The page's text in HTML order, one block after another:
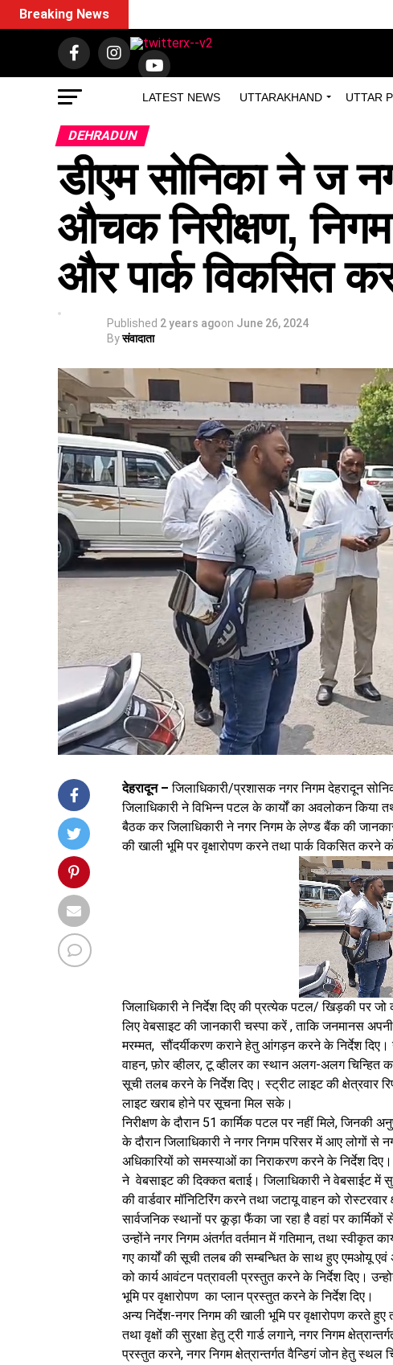
LATEST NEWS UTTARAKHAND UTTAR
Breaking News
DEHRADUN
डीएम सोनिका ने ज
औचक निरीक्षण, निगम
और पार्क विकसित
Published 2 years agoon June 26, 2024
Byसंवादाता
देहरादून – जिलाधिकारी/प्रशासक नगर निगम देहरादून
जिलाधिकारी ने विभिन्न पटल के कार्यों का अवलोकन किया
बैठक कर जिलाधिकारी ने नगर निगम के लेण्ड बैंक की
की खाली भूमि पर वृक्षारोपण करने तथा पार्क विकसित करने
जिलाधिकारी ने निर्देश दिए की प्रत्येक पटल/ खिड़की पर जो
लिए वेबसाइट की जानकारी चस्पा करें , ताकि जनमानस
मरम्मत, सौंदर्यीकरण कराने हेतु आंगड़न करने के निर्देश दिए।
वाहन, फ़ोर व्हीलर, टू व्हीलर का स्थान अलग-अलग चिन्हित
सूची तलब करने के निर्देश दिए। स्ट्रीट लाइट की क्षेत्रवार
लाइट खराब होने पर सूचना मिल सके।
निरीक्षण के दौरान 51 कार्मिक पटल पर नहीं मिले, जिनकी
के दौरान जिलाधिकारी ने नगर निगम परिसर में आए लोगों
अधिकारियों को समस्याओं का निराकरण करने के निर्देश दिए।
ने वेबसाइट की दिक्कत बताई। जिलाधिकारी ने वेबसाईट में
की वार्डवार मॉनिटिरिंग करने तथा जटायू वाहन को
सार्वजनिक स्थानों पर कूड़ा फैंका जा रहा है वहां पर
उन्होंने नगर निगम अंतर्गत वर्तमान में गतिमान, तथा स्वीकृत
गए कार्यों की सूची तलब की सम्बन्धित के साथ हुए एमओयू
को कार्य आवंटन पत्रावली प्रस्तुत करने के निर्देश दिए।
भूमि पर वृक्षारोपण का प्लान प्रस्तुत करने के निर्देश दिए।
अन्य निर्देश-नगर निगम की खाली भूमि पर वृक्षारोपण करते
तथा वृक्षों की सुरक्षा हेतु ट्री गार्ड लगाने, नगर निगम
प्रस्तुत करने, नगर निगम क्षेत्रान्तर्गत वैन्डिगं जोन हेतु